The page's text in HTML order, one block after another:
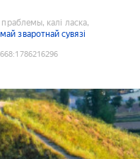
праблемы, калі ласка,
зваротнай сувязі
:1786216296